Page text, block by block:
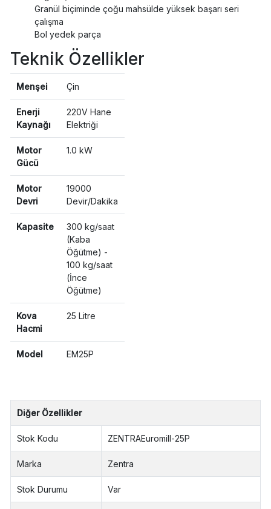
Granül biçiminde çoğu mahsülde yüksek başarı seri
çalışma
Bol yedek parça
Teknik Özellikler
Menşei Çin
Enerji
Kaynağı
220V Hane
Elektriği
Motor
Gücü
1.0 kW
Motor
Devri
19000
Devir/Dakika
Kapasite
300 kg/saat
(Kaba
Öğütme) -
100 kg/saat
(İnce
Öğütme)
Kova
Hacmi
25 Litre
Model EM25P
Diğer Özellikler
Stok Kodu ZENTRAEuromill-25P
Marka Zentra
Stok Durumu Var